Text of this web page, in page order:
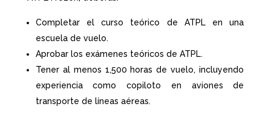
Completar el curso teórico de ATPL en una
escuela de vuelo.
Aprobar los exámenes teóricos de ATPL.
Tener al menos 1,500 horas de vuelo, incluyendo
experiencia como copiloto en aviones de
transporte de líneas aéreas.